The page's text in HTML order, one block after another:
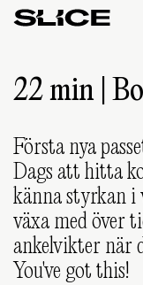
Slice
22 min |
Första nya
Dags att hitta
känna styrkan i
växa med över
ankelvikter när
You've got this!